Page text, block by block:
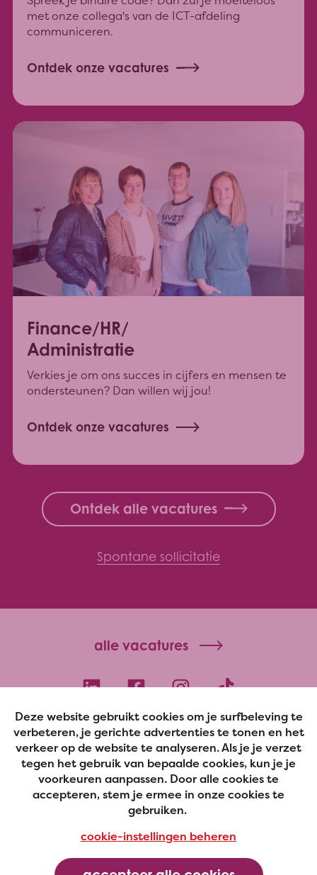
met onze collega's van de ICT-afdeling
communiceren.
Ontdek onze vacatures
Finance/HR/
Administratie
Verkies je om ons succes in cijfers en mensen te
ondersteunen? Dan willen wij jou!
Ontdek onze vacatures
Ontdek alle vacatures
Spontane sollicitatie
poppiesbakeries.com
alle vacatures
privacy disclaimer cookies
Deze website gebruikt cookies om je surfbeleving te
verbeteren, je gerichte advertenties te tonen en het
verkeer op de website te analyseren. Als je je verzet
tegen het gebruik van bepaalde cookies, kun je je
voorkeuren aanpassen. Door alle cookies te
accepteren, stem je ermee in onze cookies te
gebruiken.
cookie-instellingen beheren